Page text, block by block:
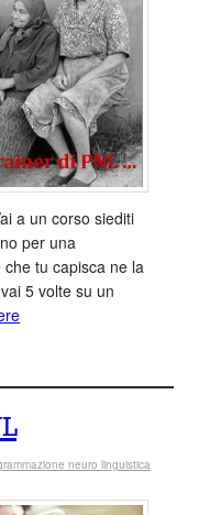
a un corso siediti
per una
tu capisca ne la
5 volte su un
neuro linguistica